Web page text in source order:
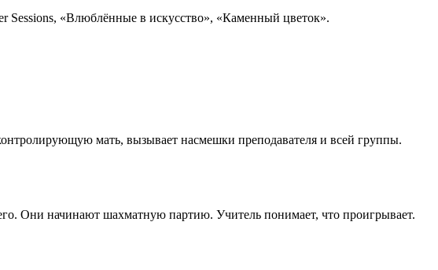
Sessions, «Влюблённые в искусство», «Каменный цветок».
мать, вызывает насмешки преподавателя и всей группы.
Они начинают шахматную партию. Учитель понимает, что проигрывает.